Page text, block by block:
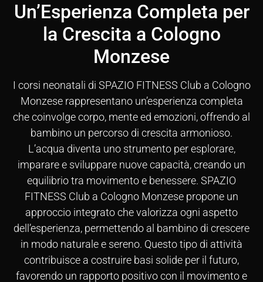
Un’Esperienza Completa per
la Crescita a Cologno
Monzese
I corsi neonatali di SPAZIO FITNESS Club a Cologno
Monzese rappresentano un’esperienza completa
che coinvolge corpo, mente ed emozioni, offrendo al
bambino un percorso di crescita armonioso.
L’acqua diventa uno strumento per esplorare,
imparare e sviluppare nuove capacità, creando un
equilibrio tra movimento e benessere. SPAZIO
FITNESS Club a Cologno Monzese propone un
approccio integrato che valorizza ogni aspetto
dell’esperienza, permettendo al bambino di crescere
in modo naturale e sereno. Questo tipo di attività
contribuisce a costruire basi solide per il futuro,
favorendo un rapporto positivo con il movimento e